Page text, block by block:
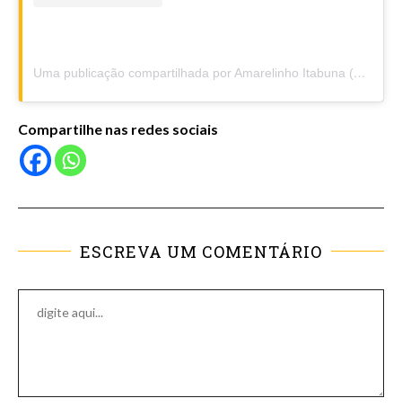
Uma publicação compartilhada por Amarelinho Itabuna (@amarelinhoitabuna)
Compartilhe nas redes sociais
ESCREVA UM COMENTÁRIO